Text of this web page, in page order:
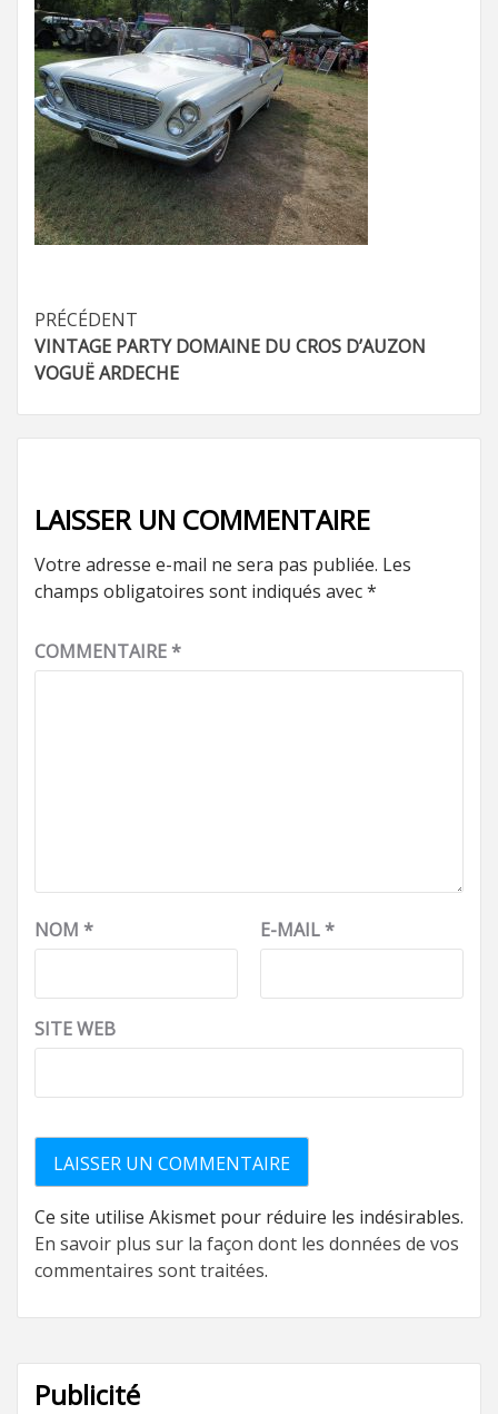
Navigation
d’article
PRÉCÉDENT
VINTAGE PARTY DOMAINE DU CROS D’AUZON
VOGUË ARDECHE
LAISSER UN COMMENTAIRE
Votre adresse e-mail ne sera pas publiée. Les
champs obligatoires sont indiqués avec*
COMMENTAIRE*
NOM * E-MAIL*
SITE WEB
Ce site utilise Akismet pour réduire les indésirables.
En savoir plus sur la façon dont les données de vos
commentaires sont traitées.
Publicité